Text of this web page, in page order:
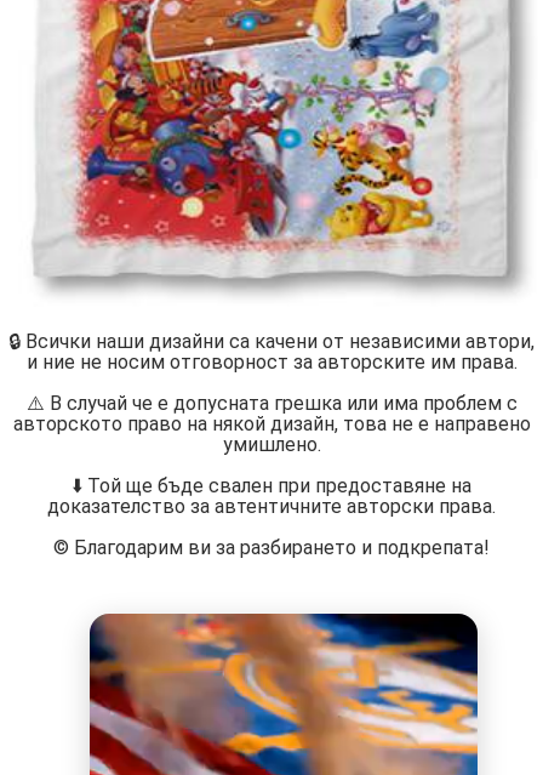
🔒 Всички наши дизайни са качени от независими автори,
и ние не носим отговорност за авторските им права.
⚠️ В случай че е допусната грешка или има проблем с
авторското право на някой дизайн, това не е направено
умишлено.
⬇️ Той ще бъде свален при предоставяне на
доказателство за автентичните авторски права.
©️ Благодарим ви за разбирането и подкрепата!